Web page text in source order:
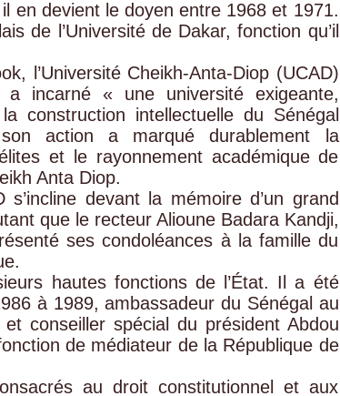
en devient le doyen entre 1968 et 1971.
de l’Université de Dakar, fonction qu’il
l’Université Cheikh-Anta-Diop (UCAD)
incarné « une université exigeante,
construction intellectuelle du Sénégal
action a marqué durablement la
et le rayonnement académique de
Anta Diop.
devant la mémoire d’un grand
que le recteur Alioune Badara Kandji,
ses condoléances à la famille du
hautes fonctions de l’État. Il a été
à 1989, ambassadeur du Sénégal au
conseiller spécial du président Abdou
de médiateur de la République de
au droit constitutionnel et aux